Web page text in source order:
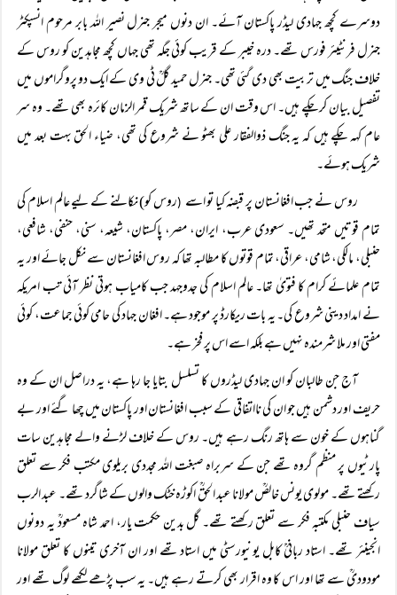
دوسرے کچھ جہادی لیڈر پاکستان آئے۔ ان دنوں میجر جنرل نصیر اللہ بابر مرحوم انسپکٹر
جنرل فرنٹیئر فورس تھے۔ درہ خیبر کے قریب کوئی جگہ تھی جہاں کچھ مجاہدین کو روس کے
خلاف جنگ میں تربیت بھی دی گئی تھی۔ جنرل حمید گلؒ ٹی وی کے ایک دو پروگراموں میں
تفصیل بیان کر چکے ہیں۔ اس وقت ان کے ساتھ شریک قمر الزمان کائرہ بھی تھے۔ وہ سر
عام کہہ چکے ہیں کہ یہ جنگ ذوالفقار علی بھٹو نے شروع کی تھی، ضیاء الحق بہت بعد میں
شریک ہوئے۔
روس نے جب افغانستان پر قبضہ کیا تو اسے (روس کو) نکالنے کے لیے عالم اسلام کی
تمام قوتیں متحد تھیں۔ سعودی عرب، ایران، مصر، پاکستان، شیعہ، سنی، حنفی، شافعی،
حنبلی، مالکی، شامی، عراقی، تمام قوتوں کا مطالبہ تھا کہ روس افغانستان سے نکل جائے اور یہ
تمام علمائے کرام کا فتویٰ تھا۔ عالم اسلام کی جدوجہد جب کامیاب ہوتی نظر آئی تب امریکہ
نے امداد دینی شروع کی۔ یہ بات ریکارڈ پر موجود ہے۔ افغان جہاد کی حامی کوئی جماعت، کوئی
مفتی اور ملا شرمندہ نہیں ہے بلکہ اسے اس پر فخر ہے۔
آج جن طالبان کو ان جہادی لیڈروں کا تسلسل بتایا جا رہا ہے، یہ دراصل ان کے وہ
حریف اور دشمن ہیں جو ان کی نااتفاقی کے سبب افغانستان اور پاکستان میں چھا گئے اور بے
گناہوں کے خون سے ہاتھ رنگ رہے ہیں۔ روس کے خلاف لڑنے والے مجاہدین سات
پارٹیوں پر منظم گروہ تھے جن کے سربراہ صبغت اللہ مجددی بریلوی مکتب فکر سے تعلق
رکھتے تھے۔ مولوی یونس خالصؒ مولانا عبد الحقؒ اکوڑہ خٹک والوں کے شاگرد تھے۔ عبد الرب
سیاف حنبلی مکتبہ فکر سے تعلق رکھتے تھے۔ گل بدین حکمت یار، احمد شاہ مسعودؒ یہ دونوں
انجینئر تھے۔ استاد ربانیؒ کابل یونیورسٹی میں استاد تھے اور ان آخری تینوں کا تعلق مولانا
مودودیؒ سے تھا اور اس کا وہ اقرار بھی کرتے رہے ہیں۔ یہ سب پڑھے لکھے لوگ تھے اور